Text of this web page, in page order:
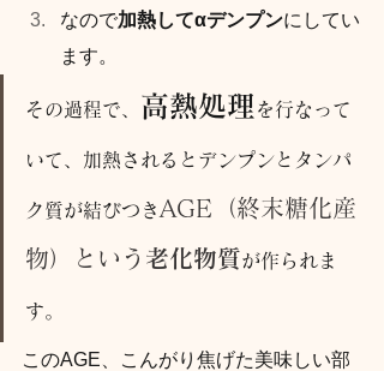
なので加熱してαデンプンにしてい
ます。
その過程で、 高熱処理 を行なって
いて、加熱されるとデンプンとタンパ
ク質が結びつき AGE（終末糖化産
物）という 老化物質が作られま
す。
このAGE、こんがり焦げた美味しい部